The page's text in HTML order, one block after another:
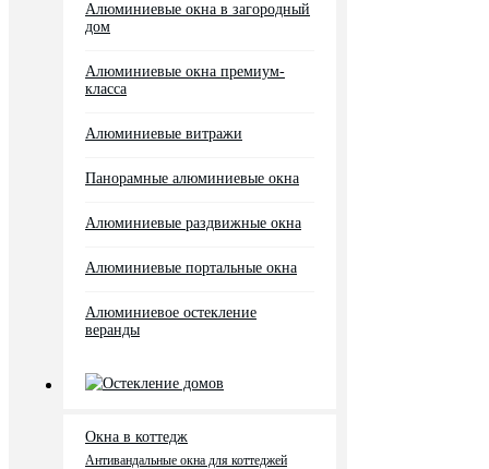
Алюминиевые окна в загородный
дом
Алюминиевые окна премиум-
класса
Алюминиевые витражи
Панорамные алюминиевые окна
Алюминиевые раздвижные окна
Алюминиевые портальные окна
Алюминиевое остекление
веранды
Остекление домов
Окна в коттедж
Антивандальные окна для коттеджей